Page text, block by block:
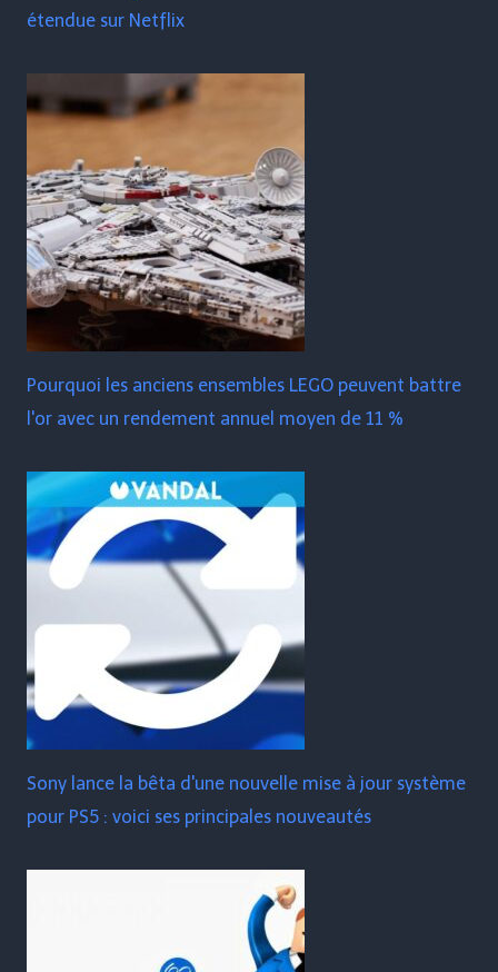
étendue sur Netflix
Pourquoi les anciens ensembles LEGO peuvent battre
l'or avec un rendement annuel moyen de 11 %
Sony lance la bêta d'une nouvelle mise à jour système
pour PS5 : voici ses principales nouveautés